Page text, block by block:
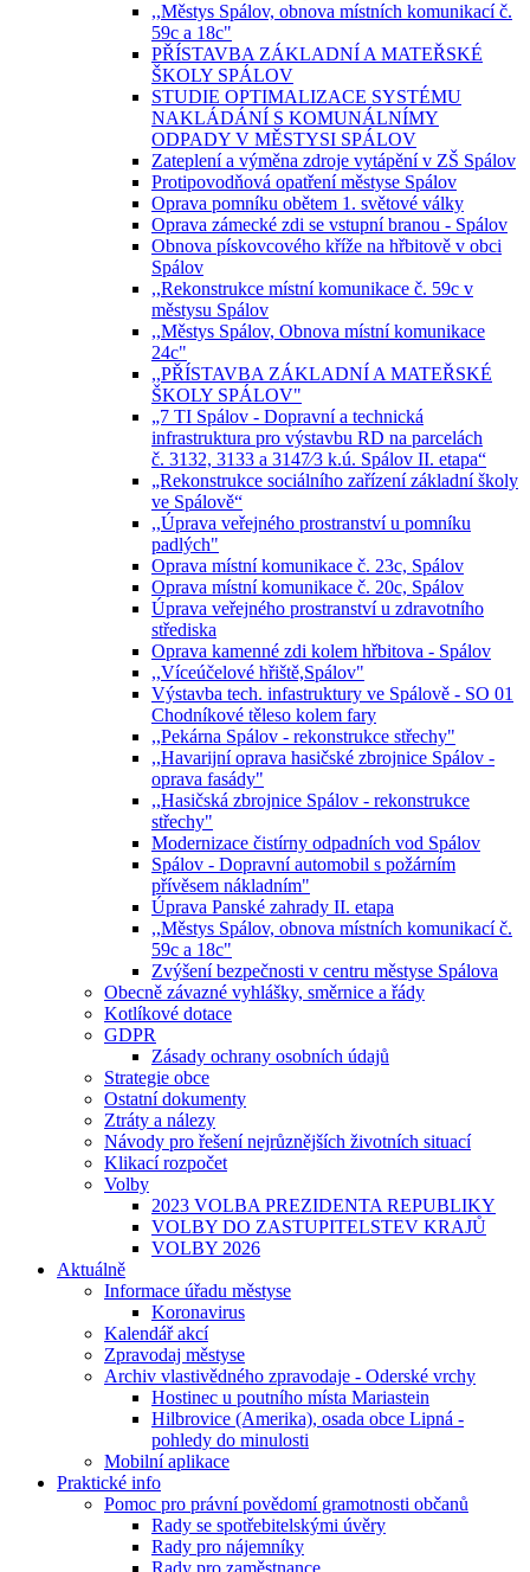
,,Městys Spálov, obnova místních komunikací č.
59c a 18c"
PŘÍSTAVBA ZÁKLADNÍ A MATEŘSKÉ
ŠKOLY SPÁLOV
STUDIE OPTIMALIZACE SYSTÉMU
NAKLÁDÁNÍ S KOMUNÁLNÍMY
ODPADY V MĚSTYSI SPÁLOV
Zateplení a výměna zdroje vytápění v ZŠ Spálov
Protipovodňová opatření městyse Spálov
Oprava pomníku obětem 1. světové války
Oprava zámecké zdi se vstupní branou - Spálov
Obnova pískovcového kříže na hřbitově v obci
Spálov
,,Rekonstrukce místní komunikace č. 59c v
městysu Spálov
,,Městys Spálov, Obnova místní komunikace
24c"
,,PŘÍSTAVBA ZÁKLADNÍ A MATEŘSKÉ
ŠKOLY SPÁLOV"
„7 TI Spálov - Dopravní a technická
infrastruktura pro výstavbu RD na parcelách
č. 3132, 3133 a 3147⁄3 k.ú. Spálov II. etapa“
„Rekonstrukce sociálního zařízení základní školy
ve Spálově“
,,Úprava veřejného prostranství u pomníku
padlých"
Oprava místní komunikace č. 23c, Spálov
Oprava místní komunikace č. 20c, Spálov
Úprava veřejného prostranství u zdravotního
střediska
Oprava kamenné zdi kolem hřbitova - Spálov
,,Víceúčelové hřiště,Spálov"
Výstavba tech. infastruktury ve Spálově - SO 01
Chodníkové těleso kolem fary
,,Pekárna Spálov - rekonstrukce střechy"
,,Havarijní oprava hasičské zbrojnice Spálov -
oprava fasády"
,,Hasičská zbrojnice Spálov - rekonstrukce
střechy"
Modernizace čistírny odpadních vod Spálov
Spálov - Dopravní automobil s požárním
přívěsem nákladním"
Úprava Panské zahrady II. etapa
,,Městys Spálov, obnova místních komunikací č.
59c a 18c"
Zvýšení bezpečnosti v centru městyse Spálova
Obecně závazné vyhlášky, směrnice a řády
Kotlíkové dotace
GDPR
Zásady ochrany osobních údajů
Strategie obce
Ostatní dokumenty
Ztráty a nálezy
Návody pro řešení nejrůznějších životních situací
Klikací rozpočet
Volby
2023 VOLBA PREZIDENTA REPUBLIKY
VOLBY DO ZASTUPITELSTEV KRAJŮ
VOLBY 2026
Aktuálně
Informace úřadu městyse
Koronavirus
Kalendář akcí
Zpravodaj městyse
Archiv vlastivědného zpravodaje - Oderské vrchy
Hostinec u poutního místa Mariastein
Hilbrovice (Amerika), osada obce Lipná -
pohledy do minulosti
Mobilní aplikace
Praktické info
Pomoc pro právní povědomí gramotnosti občanů
Rady se spotřebitelskými úvěry
Rady pro nájemníky
Rady pro zaměstnance